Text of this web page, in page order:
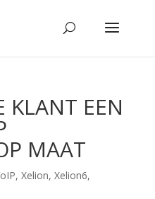
KLANT EEN
MAAT
, Xelion, Xelion6,